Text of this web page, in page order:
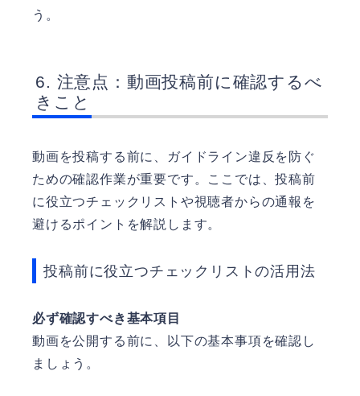
う。
注意点：動画投稿前に確認するべ
きこと
動画を投稿する前に、ガイドライン違反を防ぐ
ための確認作業が重要です。ここでは、投稿前
に役立つチェックリストや視聴者からの通報を
避けるポイントを解説します。
投稿前に役立つチェックリストの活用法
必ず確認すべき基本項目
動画を公開する前に、以下の基本事項を確認し
ましょう。